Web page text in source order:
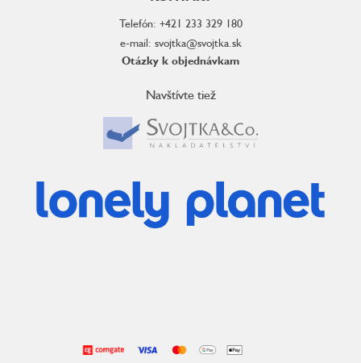
Telefón: +421 233 329 180
e-mail: svojtka@svojtka.sk
Otázky k objednávkam
Navštívte tiež